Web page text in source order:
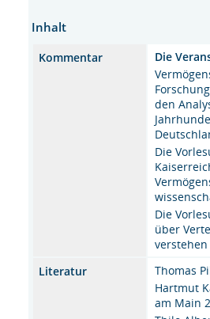
Inhalt
Kommentar Die
den
Die
Die
über
Literatur
Thomas
Hartmut
am Main